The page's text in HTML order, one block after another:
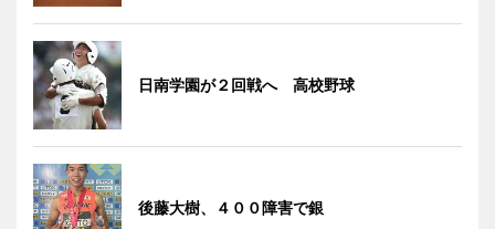
日南学園が２回戦へ 高校野球
後藤大樹、４００障害で銀